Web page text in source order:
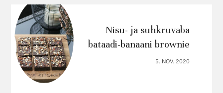
Nisu- ja suhkruvaba
bataadi-banaani brownie
5. NOV. 2020